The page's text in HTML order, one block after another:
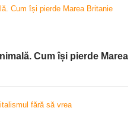
Cum își pierde Marea